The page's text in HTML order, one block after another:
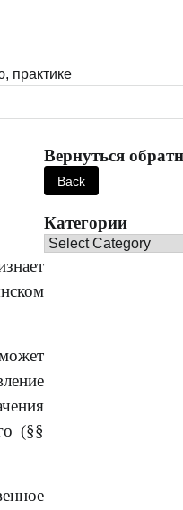
практике
(§§
Вернуться
Категории
Категории